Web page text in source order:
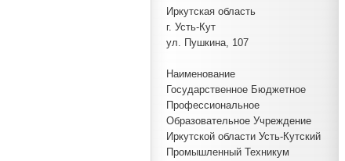
Иркутская область
г. Усть-Кут
ул. Пушкина, 107
Наименование
Государственное Бюджетное
Профессиональное
Образовательное Учреждение
Иркутской области Усть-Кутский
Промышленный Техникум